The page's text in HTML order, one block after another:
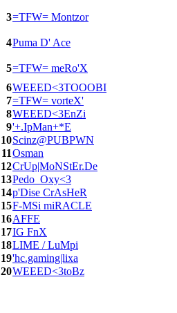
3=TFW= Montzor
4Puma D' Ace
5=TFW= meRo'X
6WEEED<3TOOOBI
7=TFW= vorteX'
8WEEED<3EnZi
9'+.IpMan+*E
10Scinz@PUBPWN
11Osman
12CrUp|MoNStEr.De
13Pedo_Oxy<3
14p'Dise CrAsHeR
15F-MSi miRACLE
16AFFE
17IG FnX
18LIME / LuMpi
19'hc.gaming|lixa
20WEEED<3toBz